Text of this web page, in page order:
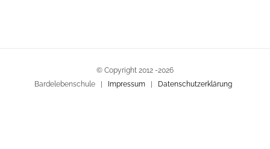
© Copyright 2012 -2026
Bardelebenschule | Impressum | Datenschutzerklärung